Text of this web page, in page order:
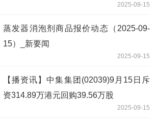
2025-09-15
蒸发器消泡剂商品报价动态（2025-09-
15）_新要闻
2025-09-15
【播资讯】中集集团(02039)9月15日斥
资314.89万港元回购39.56万股
2025-09-15